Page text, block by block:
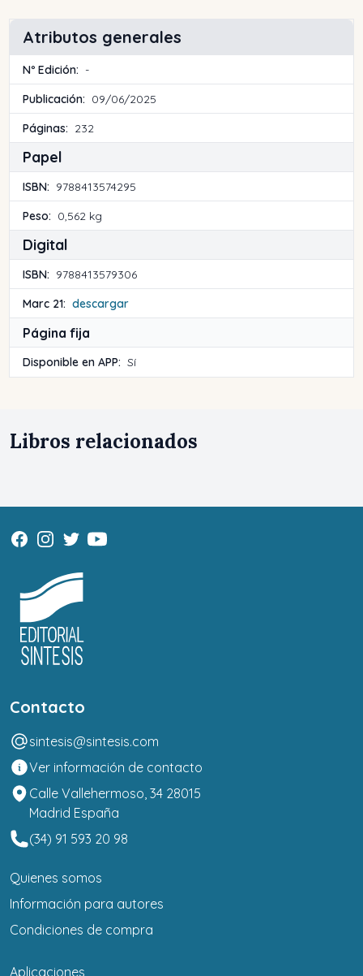
Atributos generales
Nº Edición: -
Publicación: 09/06/2025
Páginas: 232
Papel
ISBN: 9788413574295
Peso: 0,562 kg
Digital
ISBN: 9788413579306
Marc 21: descargar
Página fija
Disponible en APP: Sí
Libros relacionados
Contacto
sintesis@sintesis.com
Ver información de contacto
Calle Vallehermoso, 34 28015
Madrid España
(34) 91 593 20 98
Quienes somos
Información para autores
Condiciones de compra
Aplicaciones